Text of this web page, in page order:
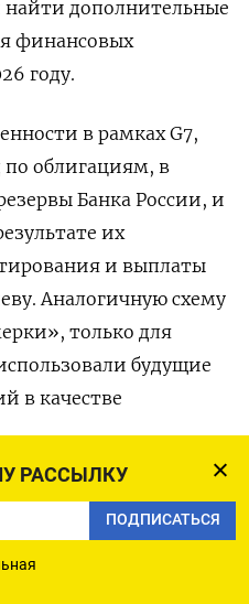
РАССЫЛКУ
ПОДПИСАТЬСЯ
найти дополнительные
финансовых
году.
в рамках G7,
по облигациям, в
Банка России, и
их
и выплаты
Аналогичную схему
только для
будущие
в качестве
активы, многие
погашения теперь
суммы, через